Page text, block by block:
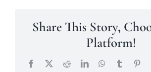
Share This Story,
Platform!
Facebook
X RedditLinkedInWhatsApp
Tumblr